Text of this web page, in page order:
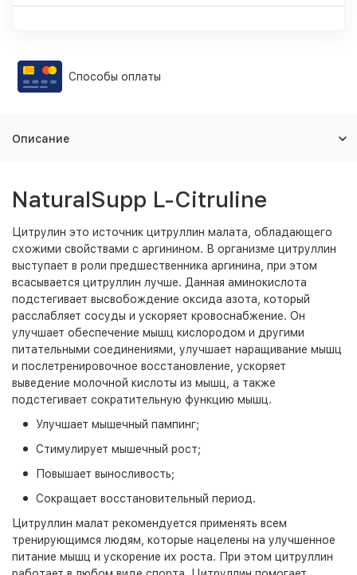
Способы оплаты
Описание
NaturalSupp L-Citruline
Цитрулин это источник цитруллин малата, обладающего
схожими свойствами с аргинином. В организме цитруллин
выступает в роли предшественника аргинина, при этом
всасывается цитруллин лучше. Данная аминокислота
подстегивает высвобождение оксида азота, который
расслабляет сосуды и ускоряет кровоснабжение. Он
улучшает обеспечение мышц кислородом и другими
питательными соединениями, улучшает наращивание мышц
и послетренировочное восстановление, ускоряет
выведение молочной кислоты из мышц, а также
подстегивает сократительную функцию мышц.
Улучшает мышечный пампинг;
Стимулирует мышечный рост;
Повышает выносливость;
Сокращает восстановительный период.
Цитруллин малат рекомендуется применять всем
тренирующимся людям, которые нацелены на улучшенное
питание мышц и ускорение их роста. При этом цитруллин